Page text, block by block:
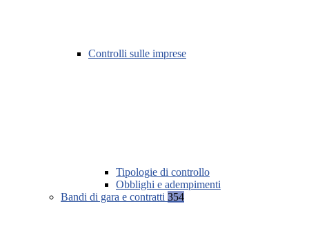
Controlli sulle imprese
Tipologie di controllo
Obblighi e adempimenti
Bandi di gara e contratti 354